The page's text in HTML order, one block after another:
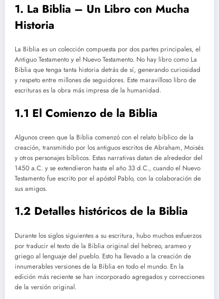
1. La Biblia – Un Libro con Mucha
Historia
La Biblia es un colección compuesta por dos partes principales, el
Antiguo Testamento y el Nuevo Testamento. No hay libro como La
Biblia que tenga tanta historia detrás de sí, generando curiosidad
y respeto entre millones de seguidores. Este maravilloso libro de
escrituras es la obra más impresa de la humanidad.
1.1 El Comienzo de la Biblia
Algunos creen que la Biblia comenzó con el relato bíblico de la
creación, transmitido por los antiguos escritos de Abraham, Moisés
y otros personajes bíblicos. Estas narrativas datan de alrededor del
1450 a.C. y se extendieron hasta el año 33 d.C., cuando el Nuevo
Testamento fue escrito por el apóstol Pablo, con la colaboración de
sus amigos.
1.2 Detalles históricos de la Biblia
Durante los siglos siguientes a su escritura, hubo muchos esfuerzos
por traducir el texto de la Biblia original del hebreo, arameo y
griego al lenguaje del pueblo. Esto ha llevado a la creación de
innumerables versiones de la Biblia en todo el mundo. En la
edición más reciente se han incorporado agregados y correcciones
de la versión original.